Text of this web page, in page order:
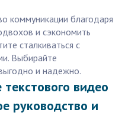
коммуникации благодаря
и сэкономить
сталкиваться с
Выбирайте
и надежно.
текстового видео
руководство и